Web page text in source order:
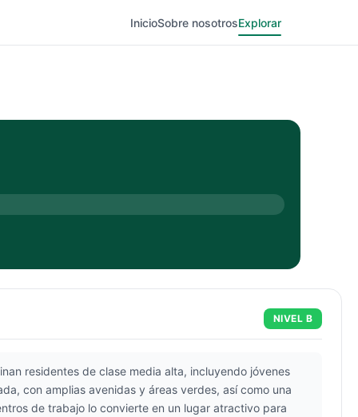
InicioSobre nosotrosExplorar
NIVEL B
residentes de clase media alta, incluyendo jóvenes
con amplias avenidas y áreas verdes, así como una
de trabajo lo convierte en un lugar atractivo para